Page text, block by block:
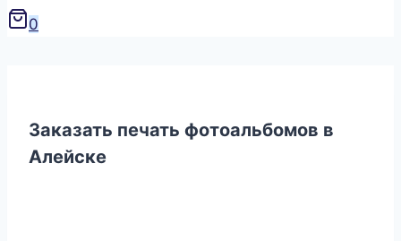
0
Заказать печать фотоальбомов в
Алейске